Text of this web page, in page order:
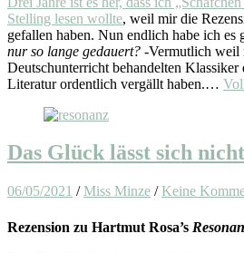
Stelling lesen wollte, weil mir die
gefallen haben. Nun endlich habe ich es
nur so lange gedauert? -Vermutlich weil
Deutschunterricht behandelten Klassiker
Literatur ordentlich vergällt haben.…
Das Glück lässt sich
06/05/2021 /Miss Minze /Keine
Rezension zu Hartmut Rosa’s